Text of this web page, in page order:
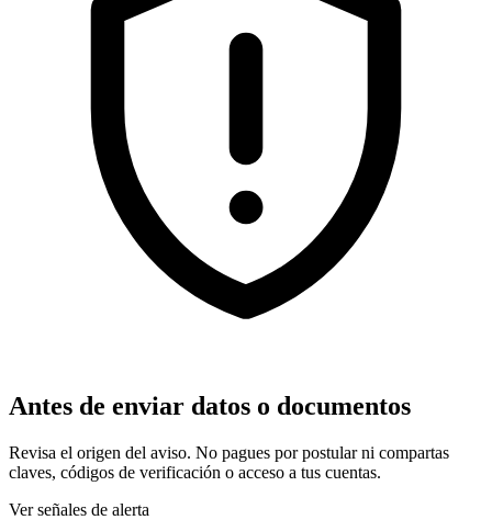
Antes de enviar datos o documentos
Revisa el origen del aviso. No pagues por postular ni compartas
claves, códigos de verificación o acceso a tus cuentas.
Ver señales de alerta